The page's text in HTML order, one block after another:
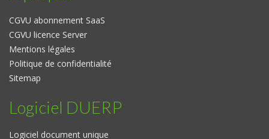
CGVU abonnement SaaS
CGVU licence Server
Mentions légales
Politique de confidentialité
Sitemap
Logiciel DUERP
Logiciel document unique